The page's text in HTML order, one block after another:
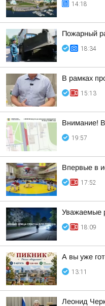
14:18
Пожарный
18:34
В рамках
15:13
Внимание!
19:57
Впервые в
17:52
Уважаемые
18:09
А вы уже
13:11
Леонид